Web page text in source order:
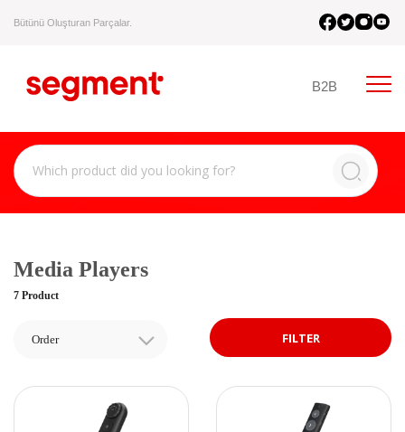
Bütünü Oluşturan Parçalar.
B2B
Media Players
FILTER
7 Product
Order